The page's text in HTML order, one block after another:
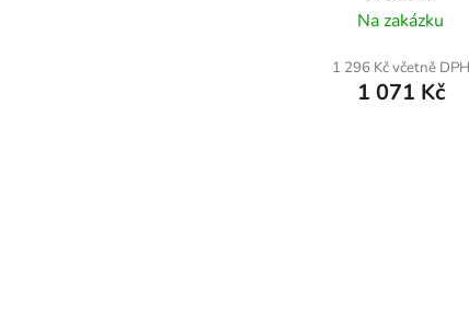
Na zakázku
1 296 Kč včetně DPH
1 071 Kč